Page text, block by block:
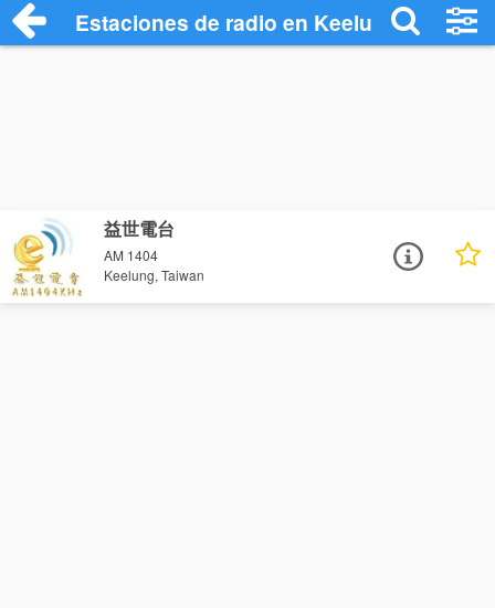
Estaciones de radio en Keelung -
益世電台
AM 1404
Keelung, Taiwan